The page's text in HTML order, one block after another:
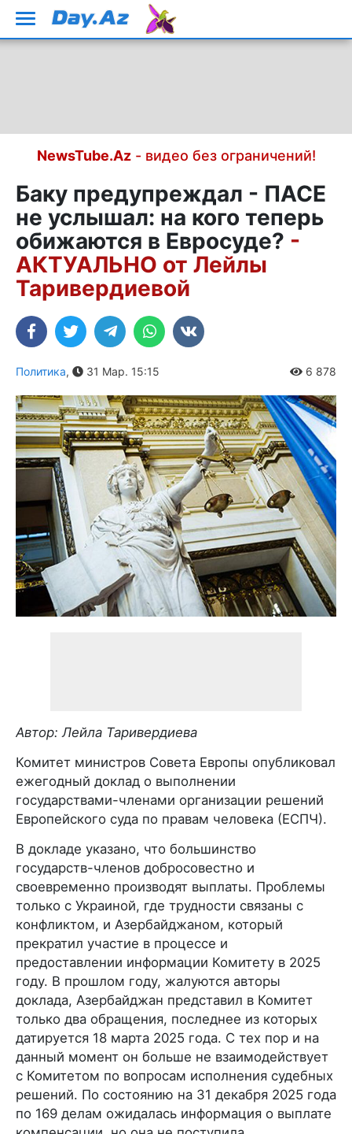
NewsTube.Az- видео без ограничений!
Баку предупреждал - ПАСЕ
не услышал: на кого теперь
обижаются в Евросуде? -
АКТУАЛЬНО от Лейлы
Таривердиевой
Политика, 31 Мар. 15:15 6 878
Автор: Лейла Таривердиева
Комитет министров Совета Европы опубликовал
ежегодный доклад о выполнении
государствами-членами организации решений
Европейского суда по правам человека (ЕСПЧ).
В докладе указано, что большинство
государств-членов добросовестно и
своевременно производят выплаты. Проблемы
только с Украиной, где трудности связаны с
конфликтом, и Азербайджаном, который
прекратил участие в процессе и
предоставлении информации Комитету в 2025
году. В прошлом году, жалуются авторы
доклада, Азербайджан представил в Комитет
только два обращения, последнее из которых
датируется 18 марта 2025 года. С тех пор и на
данный момент он больше не взаимодействует
с Комитетом по вопросам исполнения судебных
решений. По состоянию на 31 декабря 2025 года
по 169 делам ожидалась информация о выплате